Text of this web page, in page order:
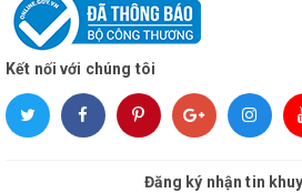
Kết nối với chúng tôi
Đăng ký nhận tin